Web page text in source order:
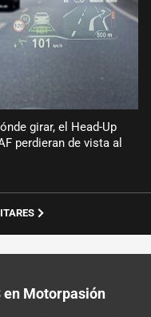
girar, el Head-Up
perdieran de vista al
en Motorpasión